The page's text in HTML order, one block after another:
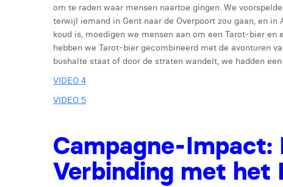
om te raden waar mensen naartoe gingen. We
terwijl iemand in Gent naar de Overpoort zou gaan, en
koud is, moedigen we mensen aan om een Tarot-bier
hebben we Tarot-bier gecombineerd met de avonturen
bushalte staat of door de straten wandelt, we hadden
VIDEO 4
VIDEO 5
Campagne-Impact:
Verbinding met het